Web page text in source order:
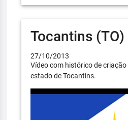
Tocantins (TO)
27/10/2013
Vídeo com histórico de
estado de Tocantins.